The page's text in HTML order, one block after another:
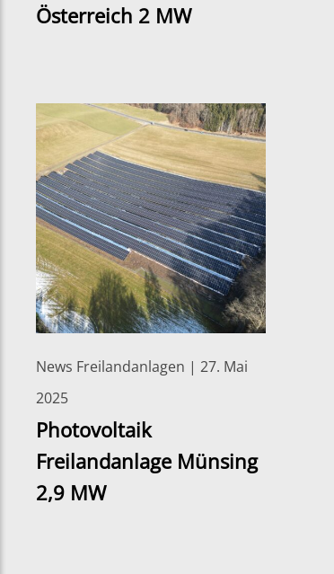
Österreich 2 MW
News Freilandanlagen | 27. Mai
2025
Photovoltaik
Freilandanlage Münsing
2,9 MW